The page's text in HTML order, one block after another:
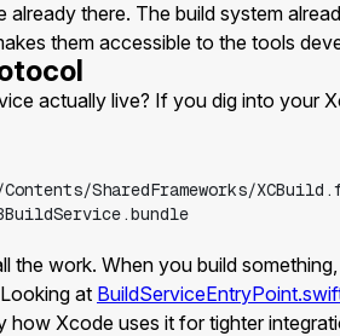
already there. The build system
them accessible to the tools
actually live? If you dig into your
the work. When you build
at
how Xcode uses it for tighter